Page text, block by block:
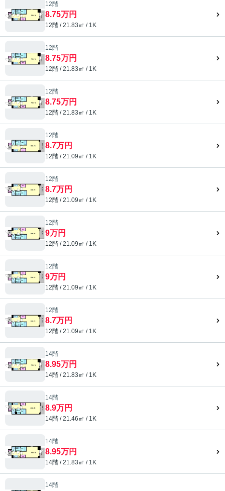
12階
8.75万円
12階 / 21.83㎡ / 1K
12階
8.75万円
12階 / 21.83㎡ / 1K
12階
8.75万円
12階 / 21.83㎡ / 1K
12階
8.7万円
12階 / 21.09㎡ / 1K
12階
8.7万円
12階 / 21.09㎡ / 1K
12階
9万円
12階 / 21.09㎡ / 1K
12階
9万円
12階 / 21.09㎡ / 1K
12階
8.7万円
12階 / 21.09㎡ / 1K
14階
8.95万円
14階 / 21.83㎡ / 1K
14階
8.9万円
14階 / 21.46㎡ / 1K
14階
8.95万円
14階 / 21.83㎡ / 1K
14階